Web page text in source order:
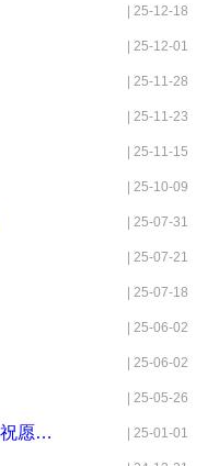
| 25-12-18
| 25-12-01
| 25-11-28
| 25-11-23
| 25-11-15
| 25-10-09
| 25-07-31
| 25-07-21
| 25-07-18
| 25-06-02
| 25-06-02
| 25-05-26
大海边的红叶和花朵-2025年的祝愿和展望 | 25-01-01